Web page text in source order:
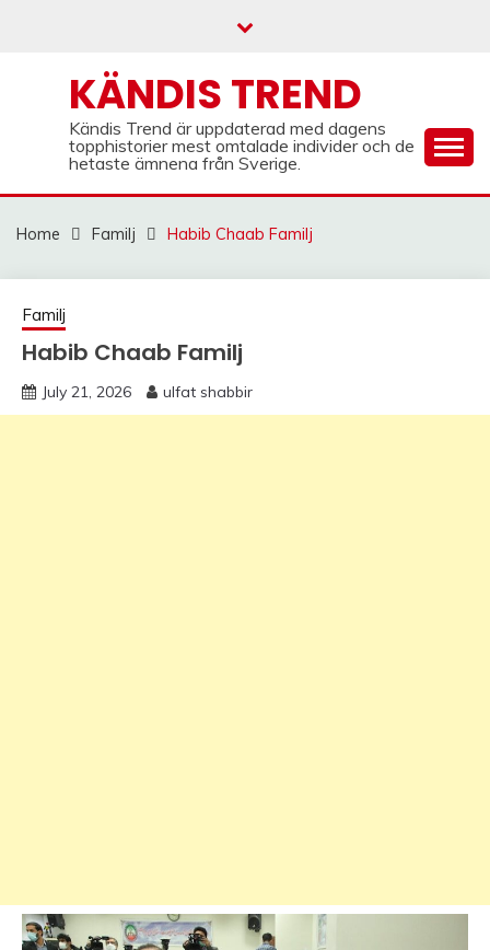
KÄNDIS TREND
Kändis Trend är uppdaterad med dagens
topphistorier mest omtalade individer och de
hetaste ämnena från Sverige.
Home Familj Habib Chaab Familj
Familj
Habib Chaab Familj
July 21, 2026 ulfat shabbir